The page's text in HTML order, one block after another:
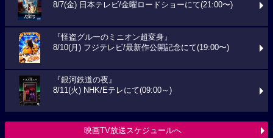
8/7(金) 日本テレビ/金曜ロードショーにて(21:00〜)
『怪盗グルーのミニオン超変身』
8/10(月) フジテレビ/最新作公開記念にて(19:00〜)
『銀河鉄道の夜』
8/11(火) NHK/Eテレにて(09:00～)
映画TV放送スケジュールへ